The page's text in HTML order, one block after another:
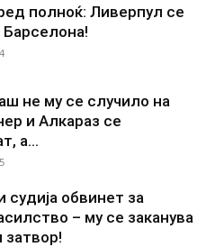
полноќ: Ливерпул се
не му се случило на
и Алкараз се
а...
судија обвинет за
– му се заканува
затвор!